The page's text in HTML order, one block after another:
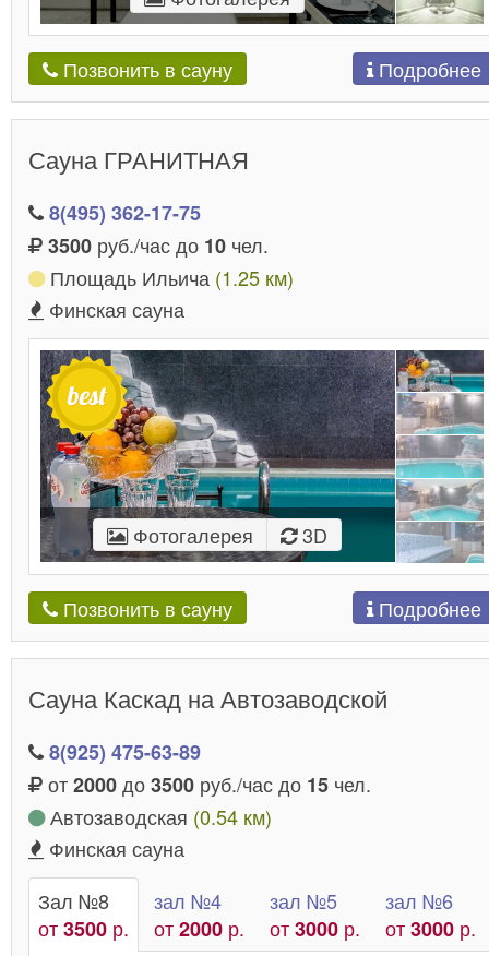
Позвонить в сауну Подробнее
Сауна ГРАНИТНАЯ
8(495) 362-17-75
3500 руб./час до 10 чел.
Площадь Ильича (1.25 км)
Финская сауна
Фотогалерея 3D
Позвонить в сауну Подробнее
Сауна Каскад на Автозаводской
8(925) 475-63-89
от2000до3500 руб./час до 15 чел.
Автозаводская (0.54 км)
Финская сауна
Зал №8
от3500 р.
зал №4
от2000 р.
зал №5
от3000 р.
зал №6
от3000 р.